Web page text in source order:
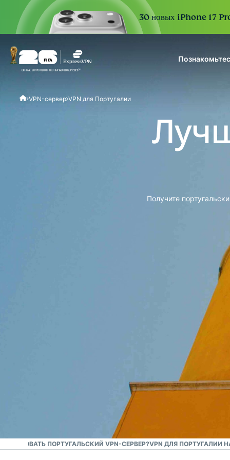
30 новых iPhone 17
scale.
VPN-сервер VPN для Португалии
Получите
ПОРТУГАЛЬСКИЙ VPN-СЕРВЕР?VPN ДЛЯ ПОРТУГАЛИИ